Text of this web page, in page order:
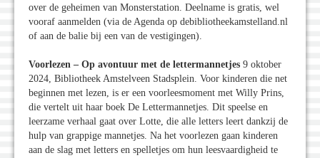
over de geheimen van Monsterstation. Deelname is gratis, wel
vooraf aanmelden (via de Agenda op debibliotheekamstelland.nl
of aan de balie bij een van de vestigingen).
Voorlezen – Op avontuur met de lettermannetjes 9 oktober
2024, Bibliotheek Amstelveen Stadsplein. Voor kinderen die net
beginnen met lezen, is er een voorleesmoment met Willy Prins,
die vertelt uit haar boek De Lettermannetjes. Dit speelse en
leerzame verhaal gaat over Lotte, die alle letters leert dankzij de
hulp van grappige mannetjes. Na het voorlezen gaan kinderen
aan de slag met letters en spelletjes om hun leesvaardigheid te